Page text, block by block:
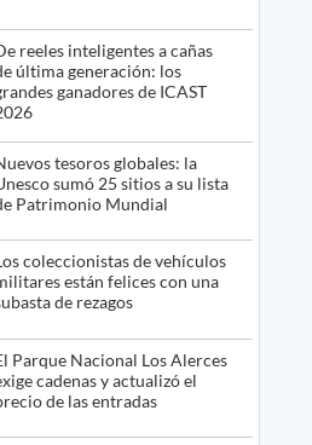
reeles inteligentes a cañas
última generación: los
ganadores de ICAST
tesoros globales: la
sumó 25 sitios a su lista
Patrimonio Mundial
coleccionistas de vehículos
están felices con una
de rezagos
Parque Nacional Los Alerces
cadenas y actualizó el
de las entradas